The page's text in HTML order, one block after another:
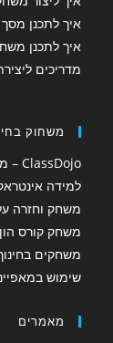
איך לתכנן
איך לתכנן
מדריכים
משחוק
ClassDojo – משחוק וקהילה לומדת משותפת
למידה
משחק וחזרה
משחק קורס הון
משחקים
שימוש
מאמרים